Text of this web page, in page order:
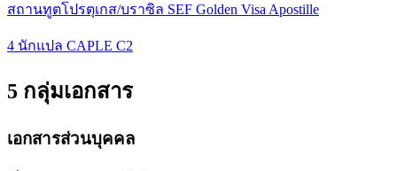
สถานทูตโปรตุเกส/บราซิล SEF Golden Visa Apostille
4 นักแปล CAPLE C2
5 กลุ่มเอกสาร
เอกสารส่วนบุคคล